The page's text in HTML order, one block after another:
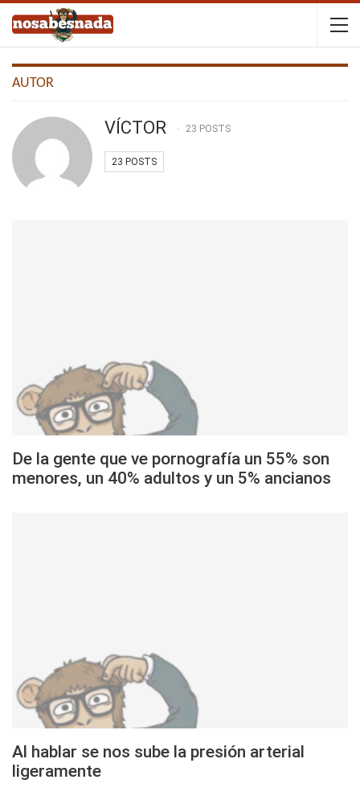
AUTOR
VÍCTOR 23 POSTS
23 POSTS
De la gente que ve pornografía un 55% son
menores, un 40% adultos y un 5% ancianos
Al hablar se nos sube la presión arterial
ligeramente